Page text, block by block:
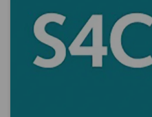
#Fi: Ben a Hollie (2013)
2K
Tags
Film, Television and
Television and